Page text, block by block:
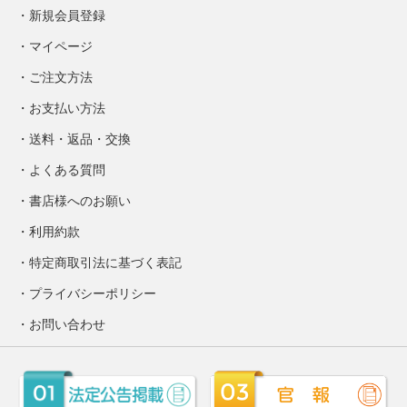
新規会員登録
マイページ
ご注文方法
お支払い方法
送料・返品・交換
よくある質問
書店様へのお願い
利用約款
特定商取引法に基づく表記
プライバシーポリシー
お問い合わせ